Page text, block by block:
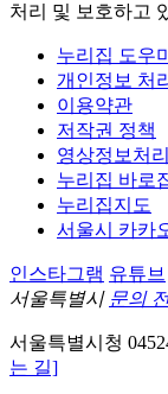
처리 및 보호하고
누리집 도우미
개인정보 처
이용약관
저작권 정책
영상정보처
누리집 바로
누리집지도
서울시 카카
인스타그램 유튜브
서울특별시 문의
서울특별시청
는 길]